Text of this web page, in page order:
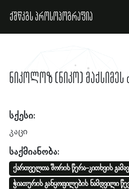
ქშწკგს პროსოპოგრაფია
ნიკოლოზ (ნიკო) მაქსიმეს
სქესი:
კაცი
საქმიანობა:
ქართველთა შორის წერა-კითხვის
ჭიათურის განყოფილების ნამდვილი